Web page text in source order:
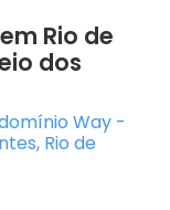
Rio de
dos
Way -
Rio de